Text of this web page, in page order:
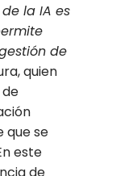
la IA es
de
quien
que se
este
de